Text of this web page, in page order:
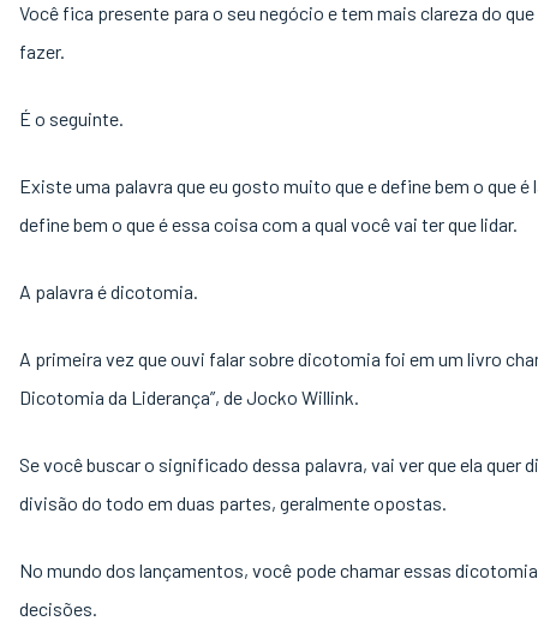
Você fica presente para o seu negócio e tem mais clareza do
fazer.
É o seguinte.
Existe uma palavra que eu gosto muito que e define bem o que é
define bem o que é essa coisa com a qual você vai ter que lidar.
A palavra é dicotomia.
A primeira vez que ouvi falar sobre dicotomia foi em um livro
Dicotomia da Liderança”, de Jocko Willink.
Se você buscar o significado dessa palavra, vai ver que ela quer
divisão do todo em duas partes, geralmente opostas.
No mundo dos lançamentos, você pode chamar essas
decisões.